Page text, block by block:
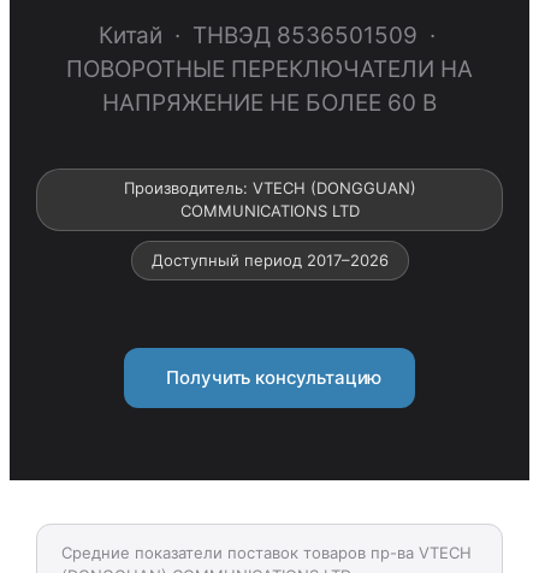
Китай · ТНВЭД 8536501509 ·
ПОВОРОТНЫЕ ПЕРЕКЛЮЧАТЕЛИ НА
НАПРЯЖЕНИЕ НЕ БОЛЕЕ 60 В
Производитель: VTECH (DONGGUAN)
COMMUNICATIONS LTD
Доступный период 2017–2026
Получить консультацию
Средние показатели поставок товаров пр-ва VTECH